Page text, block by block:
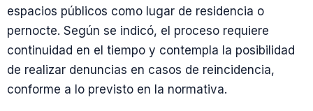
espacios públicos como lugar de residencia o
pernocte. Según se indicó, el proceso requiere
continuidad en el tiempo y contempla la posibilidad
de realizar denuncias en casos de reincidencia,
conforme a lo previsto en la normativa.